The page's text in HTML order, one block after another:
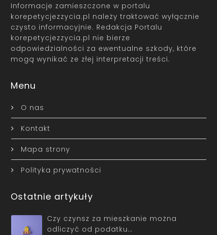
Informacje zamieszczone w portalu
korepetycjezzycia.pl należy traktować wyłącznie
czysto informacyjnie. Redakcja Portalu
korepetycjezzycia.pl nie bierze
odpowiedzialności za ewentualne szkody, które
mogą wynikać ze złej interpretacji treści.
Menu
O nas
Kontakt
Mapa strony
Polityka prywatności
Ostatnie artykuły
Czy czynsz za mieszkanie można
odliczyć od podatku…